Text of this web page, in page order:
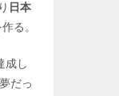
日本
る。
成し
だっ